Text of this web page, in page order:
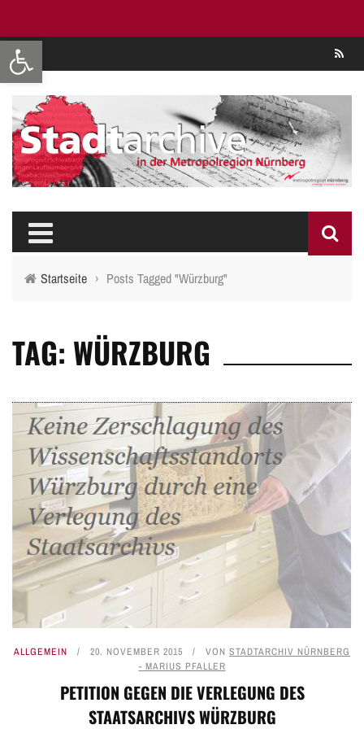
Werkzeugleiste öffnen
Startseite › Posts Tagged "Würzburg"
TAG: WÜRZBURG
ALLGEMEIN 20. NOVEMBER 2015 VON STADTARCHIV NÜRNBERG
- MARIUS PFALLER
PETITION GEGEN DIE VERLEGUNG DES
STAATSARCHIVS WÜRZBURG